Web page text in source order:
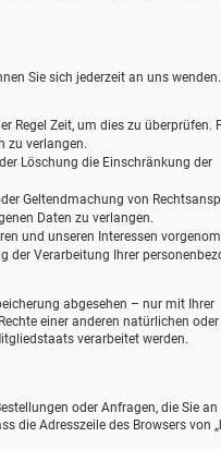
Sie sich jederzeit an uns
Regel Zeit, um dies zu überprüfen.
zu verlangen.
Löschung die Einschränkung der
Geltendmachung von
Daten zu verlangen.
und unseren Interessen
der Verarbeitung Ihrer
abgesehen – nur mit Ihrer
einer anderen natürlichen oder
verarbeitet werden.
oder Anfragen, die Sie
die Adresszeile des Browsers von